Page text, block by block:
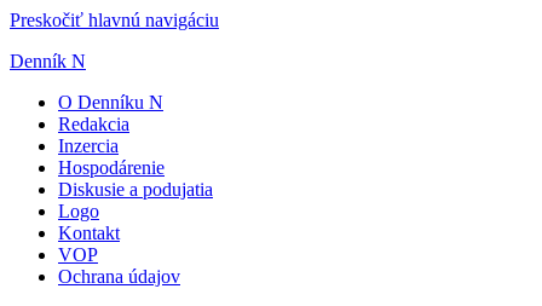
Preskočiť hlavnú navigáciu
Denník N
O Denníku N
Redakcia
Inzercia
Hospodárenie
Diskusie a podujatia
Logo
Kontakt
VOP
Ochrana údajov